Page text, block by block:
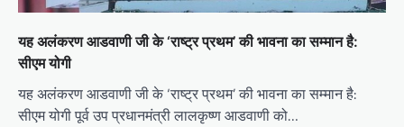
यह अलंकरण आडवाणी जी के ‘राष्ट्र प्रथम’ की भावना का सम्मान है:
सीएम योगी
यह अलंकरण आडवाणी जी के ‘राष्ट्र प्रथम’ की भावना का सम्मान है:
सीएम योगी पूर्व उप प्रधानमंत्री लालकृष्ण आडवाणी को…